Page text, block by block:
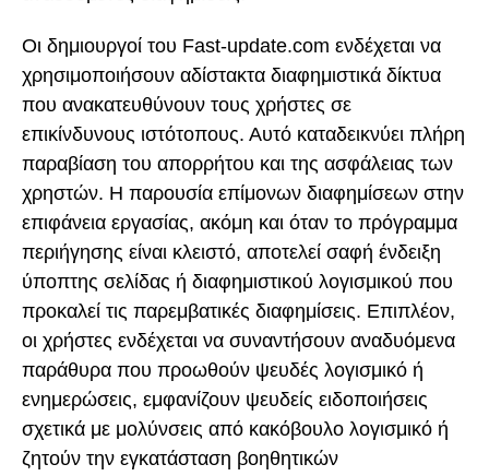
Οι δημιουργοί του Fast-update.com ενδέχεται να
χρησιμοποιήσουν αδίστακτα διαφημιστικά δίκτυα
που ανακατευθύνουν τους χρήστες σε
επικίνδυνους ιστότοπους. Αυτό καταδεικνύει πλήρη
παραβίαση του απορρήτου και της ασφάλειας των
χρηστών. Η παρουσία επίμονων διαφημίσεων στην
επιφάνεια εργασίας, ακόμη και όταν το πρόγραμμα
περιήγησης είναι κλειστό, αποτελεί σαφή ένδειξη
ύποπτης σελίδας ή διαφημιστικού λογισμικού που
προκαλεί τις παρεμβατικές διαφημίσεις. Επιπλέον,
οι χρήστες ενδέχεται να συναντήσουν αναδυόμενα
παράθυρα που προωθούν ψευδές λογισμικό ή
ενημερώσεις, εμφανίζουν ψευδείς ειδοποιήσεις
σχετικά με μολύνσεις από κακόβουλο λογισμικό ή
ζητούν την εγκατάσταση βοηθητικών